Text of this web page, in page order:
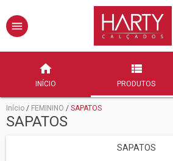
INÍCIO PRODUTOS
Início / FEMININO / SAPATOS
SAPATOS
SAPATOS